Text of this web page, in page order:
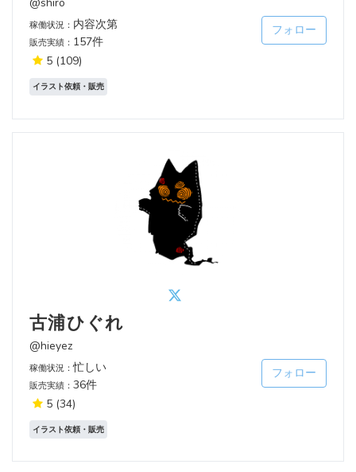
稼働状況： 内容次第
販売実績： 157件
5 (109)
フォロー
イラスト依頼・販売
古浦ひぐれ
@hieyez
稼働状況：忙しい
販売実績： 36件
5 (34)
フォロー
イラスト依頼・販売